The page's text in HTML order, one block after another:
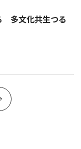
多文化共生つる